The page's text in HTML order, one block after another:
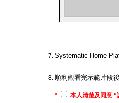
Systematic Home
順利觀看完示範片段
* 本人清楚及同意